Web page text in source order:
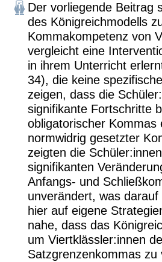
Der vorliegende Beitrag
des Königreichmodells
Kommakompetenz von
vergleicht eine
in ihrem Unterricht
34), die keine
zeigen, dass die
signifikante Fortschritte
obligatorischer Kommas
normwidrig gesetzter
zeigten die
signifikanten
Anfangs- und
unverändert, was
hier auf eigene
nahe, dass das
um Viertklässler:innen
Satzgrenzenkommas zu